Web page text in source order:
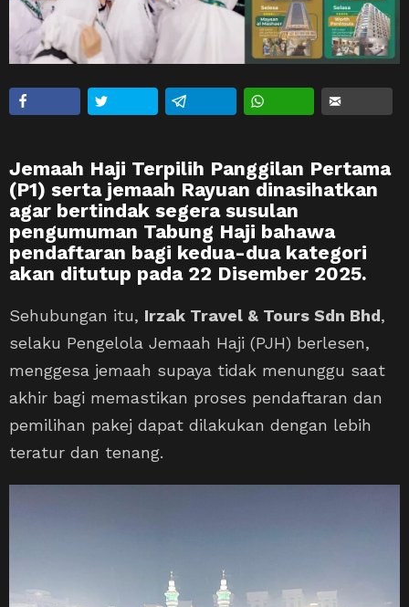
Jemaah Haji Terpilih Panggilan Pertama
(P1) serta jemaah Rayuan dinasihatkan
agar bertindak segera susulan
pengumuman Tabung Haji bahawa
pendaftaran bagi kedua-dua kategori
akan ditutup pada 22 Disember 2025.
Sehubungan itu, Irzak Travel & Tours Sdn Bhd,
selaku Pengelola Jemaah Haji (PJH) berlesen,
menggesa jemaah supaya tidak menunggu saat
akhir bagi memastikan proses pendaftaran dan
pemilihan pakej dapat dilakukan dengan lebih
teratur dan tenang.